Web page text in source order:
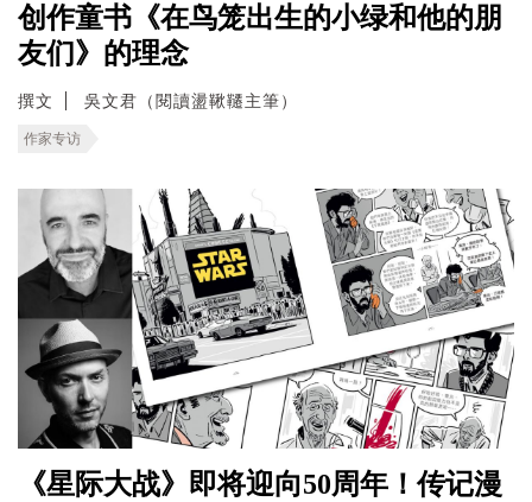
创作童书《在鸟笼出生的小绿和他的朋
友们》的理念
撰文 吳文君（閱讀盪鞦韆主筆）
作家专访
《星际大战》即将迎向50周年！传记漫